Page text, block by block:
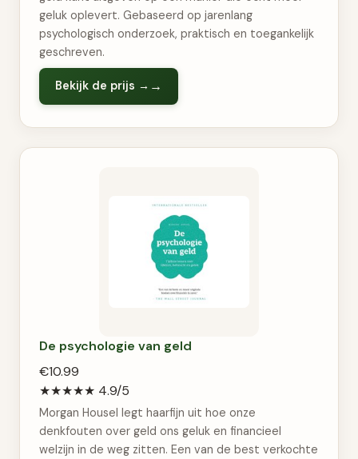
geluk oplevert. Gebaseerd op jarenlang
psychologisch onderzoek, praktisch en toegankelijk
geschreven.
Bekijk de prijs →
De psychologie van geld
€10.99
★★★★★ 4.9/5
Morgan Housel legt haarfijn uit hoe onze
denkfouten over geld ons geluk en financieel
welzijn in de weg zitten. Een van de best verkochte